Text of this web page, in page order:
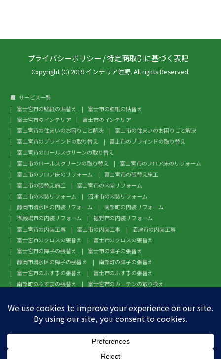
プライバシーポリシー /特定商取引に基づく表記
Copyright (C) 2019 インテリア佐野. All rights Reserved.
サービス一覧
富士宮市の壁紙の貼替え
富士市の壁紙の貼替え
富士宮市のインテリア
富士市のインテリア
富士宮市の住まいのお困りごと解決
富士市の住まいのお困りごと解決
富士宮市のブラインドの取り替え
富士市のブラインドの取り替え
富士宮市のロールスクリーンの取り替え
富士市のロールスクリーンの取り替え
富士宮市のフロア床のリフォーム
富士市のフロア床のリフォーム
富士宮市の張替え施工
富士市の張替え施工
富士宮市の内装リフォーム
富士市の内装リフォーム
沼津市の内装リフォーム
静岡市清水区の内装リフォーム
南部町の内装リフォーム
御殿場市の内装リフォーム
裾野市の内装リフォーム
富士宮市の内装工事
富士市の内装工事
沼津市の内装工事
富士宮市のクロスの張替え
富士市のクロスの張替え
富士宮市の障子の張替え
富士市の障子の張替え
静岡市清水区の障子の張替え
南部町の障子の張替え
富士宮市のふすまの張替え
富士市のふすまの張替え
南部町のふすまの張替え
富士宮市のカーテンの取り換え
富士市のガラスフィルム施工
沼津市のガラスフィルム施工
静岡市清水区のガラスフィルム施工
南部町のガラスフィルム施工
富士宮市のフローリングの張替え
富士市のフローリングの張替え